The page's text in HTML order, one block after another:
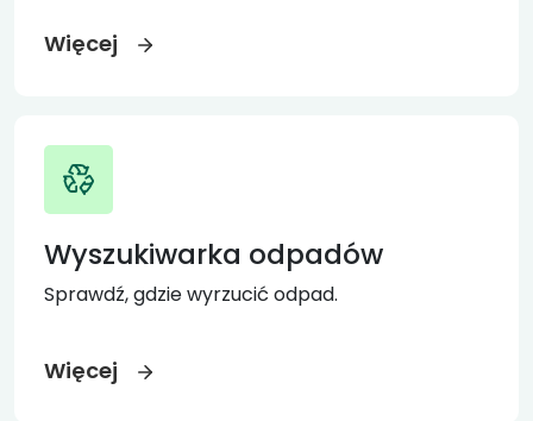
Więcej
Wyszukiwarka odpadów
Sprawdź, gdzie wyrzucić odpad.
Więcej